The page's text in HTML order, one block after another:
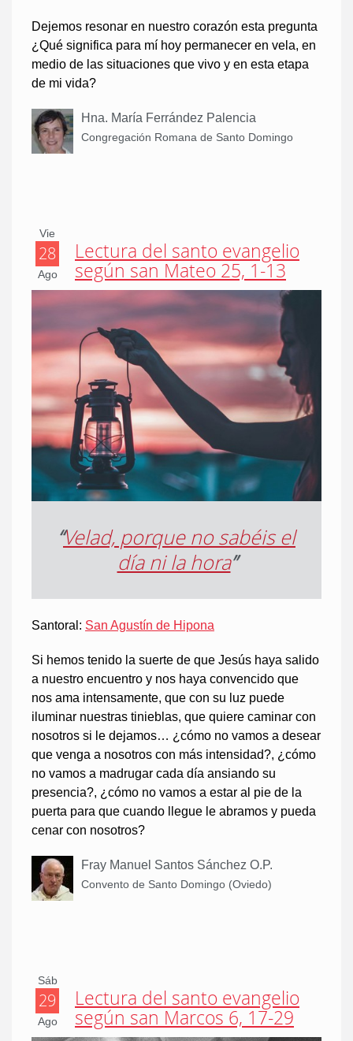
Dejemos resonar en nuestro corazón esta pregunta
¿Qué significa para mí hoy permanecer en vela, en
medio de las situaciones que vivo y en esta etapa
de mi vida?
Hna. María Ferrández Palencia
Congregación Romana de Santo Domingo
Vie
28
Ago
Lectura del santo evangelio
según san Mateo 25, 1-13
“Velad, porque no sabéis el
día ni la hora”
Santoral: San Agustín de Hipona
Si hemos tenido la suerte de que Jesús haya salido
a nuestro encuentro y nos haya convencido que
nos ama intensamente, que con su luz puede
iluminar nuestras tinieblas, que quiere caminar con
nosotros si le dejamos… ¿cómo no vamos a desear
que venga a nosotros con más intensidad?, ¿cómo
no vamos a madrugar cada día ansiando su
presencia?, ¿cómo no vamos a estar al pie de la
puerta para que cuando llegue le abramos y pueda
cenar con nosotros?
Fray Manuel Santos Sánchez O.P.
Convento de Santo Domingo (Oviedo)
Sáb
29
Ago
Lectura del santo evangelio
según san Marcos 6, 17-29